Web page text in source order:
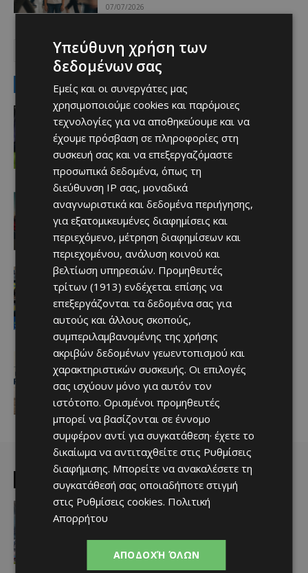
07/07/2026
2 3 4
MUST READ
Αθλητικά
Aνακοινώθηκε το deal που
προανήγγειλαν οι Ρουμάνοι
Ειδήσεις
Η Peugeot είναι ο επίσημος
συνεργάτης του Φεστιβάλ
Κινηματογράφου της Βενετίας
Afentiko 08/08/2026
Ειδήσεις
Lidl Better Living Days #summer2026:
Ένα μοναδικό ταξίδι ευεξίας, γεμάτο
γεύση, ενέργεια και χαμόγελα σε όλη
την Κύπρο
Afentiko - 08/08/2026
Ειδήσεις
ΚΥΠΡΙΑΚΟΣ ΤΥΠΟΣ: Στο επίκεντρο οι
διορισμοί στους ημικρατικούς, οι
Προεδρικές του 2028 και ο GSI
Afentiko - 08/08/2026
EDITOR PICKS
Απόλλων
Πολύ μεγάλο ενδιαφέρον για ένα
Υπεύθυνη χρήση των
δεδομένων σας
Εμείς και οι συνεργάτες μας
χρησιμοποιούμε cookies και παρόμοιες
τεχνολογίες για να αποθηκεύουμε και να
έχουμε πρόσβαση σε πληροφορίες στη
συσκευή σας και να επεξεργαζόμαστε
προσωπικά δεδομένα, όπως τη
διεύθυνση IP σας, μοναδικά
αναγνωριστικά και δεδομένα περιήγησης,
για εξατομικευμένες διαφημίσεις και
περιεχόμενο, μέτρηση διαφημίσεων και
περιεχομένου, ανάλυση κοινού και
βελτίωση υπηρεσιών. Προμηθευτές
τρίτων (1913) ενδέχεται επίσης να
επεξεργάζονται τα δεδομένα σας για
αυτούς και άλλους σκοπούς,
συμπεριλαμβανομένης της χρήσης
ακριβών δεδομένων γεωεντοπισμού και
χαρακτηριστικών συσκευής. Οι επιλογές
σας ισχύουν μόνο για αυτόν τον
ιστότοπο. Ορισμένοι προμηθευτές
μπορεί να βασίζονται σε έννομο
συμφέρον αντί για συγκατάθεση· έχετε το
δικαίωμα να αντιταχθείτε στις Ρυθμίσεις
διαφήμισης. Μπορείτε να ανακαλέσετε τη
συγκατάθεσή σας οποιαδήποτε στιγμή
στις Ρυθμίσεις cookies. Πολιτική
Απορρήτου
ΑΠΟΔΟΧΉ ΌΛΩΝ